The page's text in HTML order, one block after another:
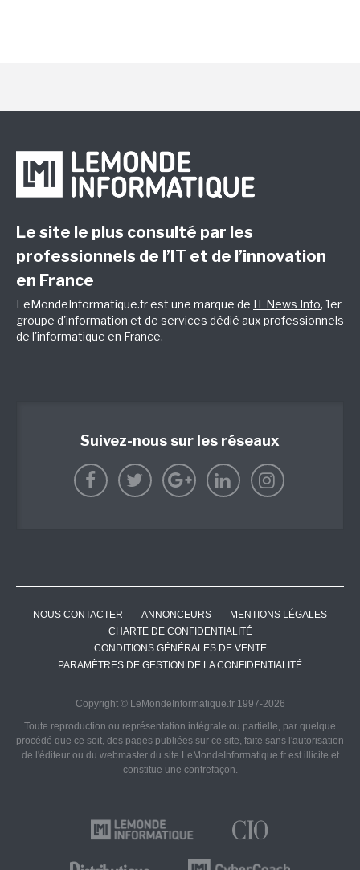
Le site le plus consulté par les
professionnels de l’IT et de l’innovation
en France
LeMondeInformatique.fr est une marque de IT News Info, 1er
groupe d'information et de services dédié aux professionnels
de l'informatique en France.
Suivez-nous sur les réseaux
NOUS CONTACTER ANNONCEURS
MENTIONS LÉGALES
CHARTE DE CONFIDENTIALITÉ
CONDITIONS GÉNÉRALES DE VENTE
PARAMÈTRES DE GESTION DE LA CONFIDENTIALITÉ
Copyright © LeMondeInformatique.fr 1997-2026
Toute reproduction ou représentation intégrale ou partielle, par quelque
procédé que ce soit, des pages publiées sur ce site, faite sans l'autorisation
de l'éditeur ou du webmaster du site LeMondeInformatique.fr est illicite et
constitue une contrefaçon.